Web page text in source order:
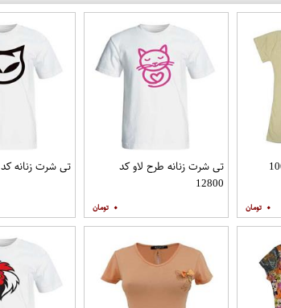
۰
تی شرت زنانه طرح لاو کد
12800
۰
تی شرت زنانه کد 12801